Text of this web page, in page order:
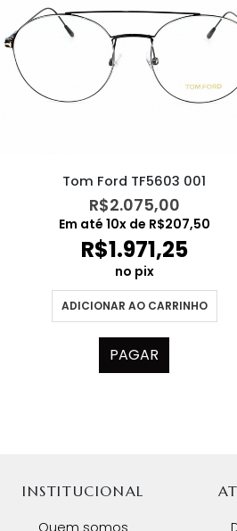
Tom Ford TF5603 001
R$2.075,00
Em até 10x de R$207,50
R$1.971,25
no pix
ADICIONAR AO CARRINHO
PAGAR
INSTITUCIONAL
Quem somos